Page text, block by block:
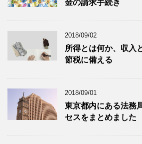
金の請求手続き
2018/09/02
所得とは何か、収入
節税に備える
2018/09/01
東京都内にある法務
セスをまとめました